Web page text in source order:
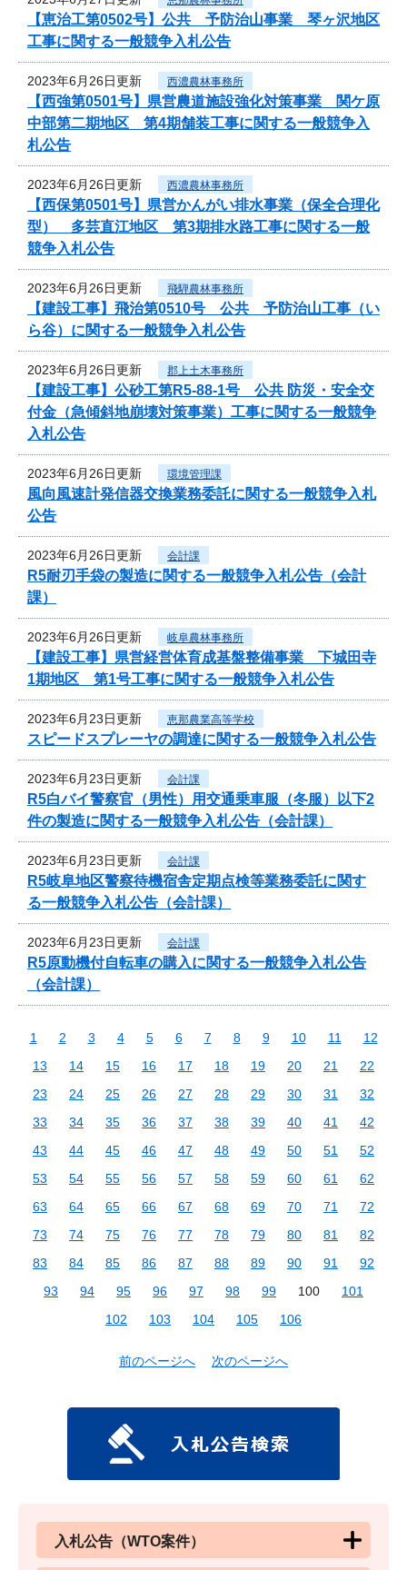
【恵治工第0502号】公共 予防治山事業 琴ヶ沢地区
工事に関する一般競争入札公告
2023年6月26日更新 西濃農林事務所
【西強第0501号】県営農道施設強化対策事業 関ケ原
中部第二期地区 第4期舗装工事に関する一般競争入
札公告
2023年6月26日更新 西濃農林事務所
【西保第0501号】県営かんがい排水事業（保全合理化
型） 多芸直江地区 第3期排水路工事に関する一般
競争入札公告
2023年6月26日更新 飛騨農林事務所
【建設工事】飛治第0510号 公共 予防治山工事（い
ら谷）に関する一般競争入札公告
2023年6月26日更新 郡上土木事務所
【建設工事】公砂工第R5-88-1号 公共 防災・安全交
付金（急傾斜地崩壊対策事業）工事に関する一般競争
入札公告
2023年6月26日更新 環境管理課
風向風速計発信器交換業務委託に関する一般競争入札
公告
2023年6月26日更新 会計課
R5耐刃手袋の製造に関する一般競争入札公告（会計
課）
2023年6月26日更新 岐阜農林事務所
【建設工事】県営経営体育成基盤整備事業 下城田寺
1期地区 第1号工事に関する一般競争入札公告
2023年6月23日更新 恵那農業高等学校
スピードスプレーヤの調達に関する一般競争入札公告
2023年6月23日更新 会計課
R5白バイ警察官（男性）用交通乗車服（冬服）以下2
件の製造に関する一般競争入札公告（会計課）
2023年6月23日更新 会計課
R5岐阜地区警察待機宿舎定期点検等業務委託に関す
る一般競争入札公告（会計課）
2023年6月23日更新 会計課
R5原動機付自転車の購入に関する一般競争入札公告
（会計課）
1 2 3 4 5 6 7 8 9 10 11
12
13
14 15 16 17 18 19 20 21
22
23
24 25 26 27 28 29 30 31
32
33
34 35 36 37 38 39 40 41
42
43
44 45 46 47 48 49 50 51
52
53
54 55 56 57 58 59 60 61
62
63
64 65 66 67 68 69 70 71
72
73
74 75 76 77 78 79 80 81
82
83
84 85 86 87 88 89 90 91
92
93
94 95 96 97 98 99 100
101
102
103 104 105 106
前のページへ 次のページへ
入札公告（WTO案件）